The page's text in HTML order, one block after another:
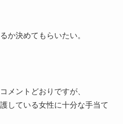
か決めてもらいたい。
メントどおりですが、
している女性に十分な手当て